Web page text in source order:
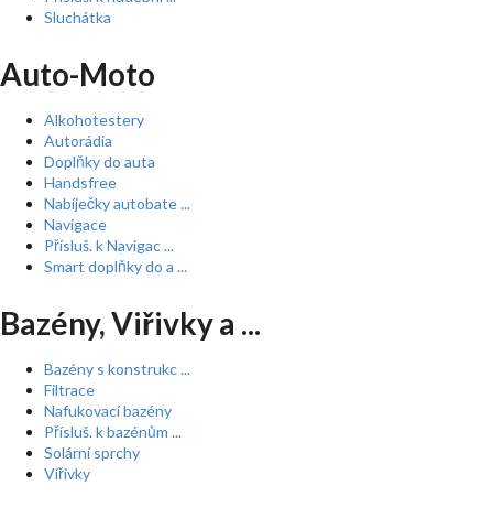
Sluchátka
Auto-Moto
Alkohotestery
Autorádia
Doplňky do auta
Handsfree
Nabíječky autobate ...
Navigace
Přísluš. k Navigac ...
Smart doplňky do a ...
Bazény, Viřivky a ...
Bazény s konstrukc ...
Filtrace
Nafukovací bazény
Přísluš. k bazénům ...
Solární sprchy
Vířivky